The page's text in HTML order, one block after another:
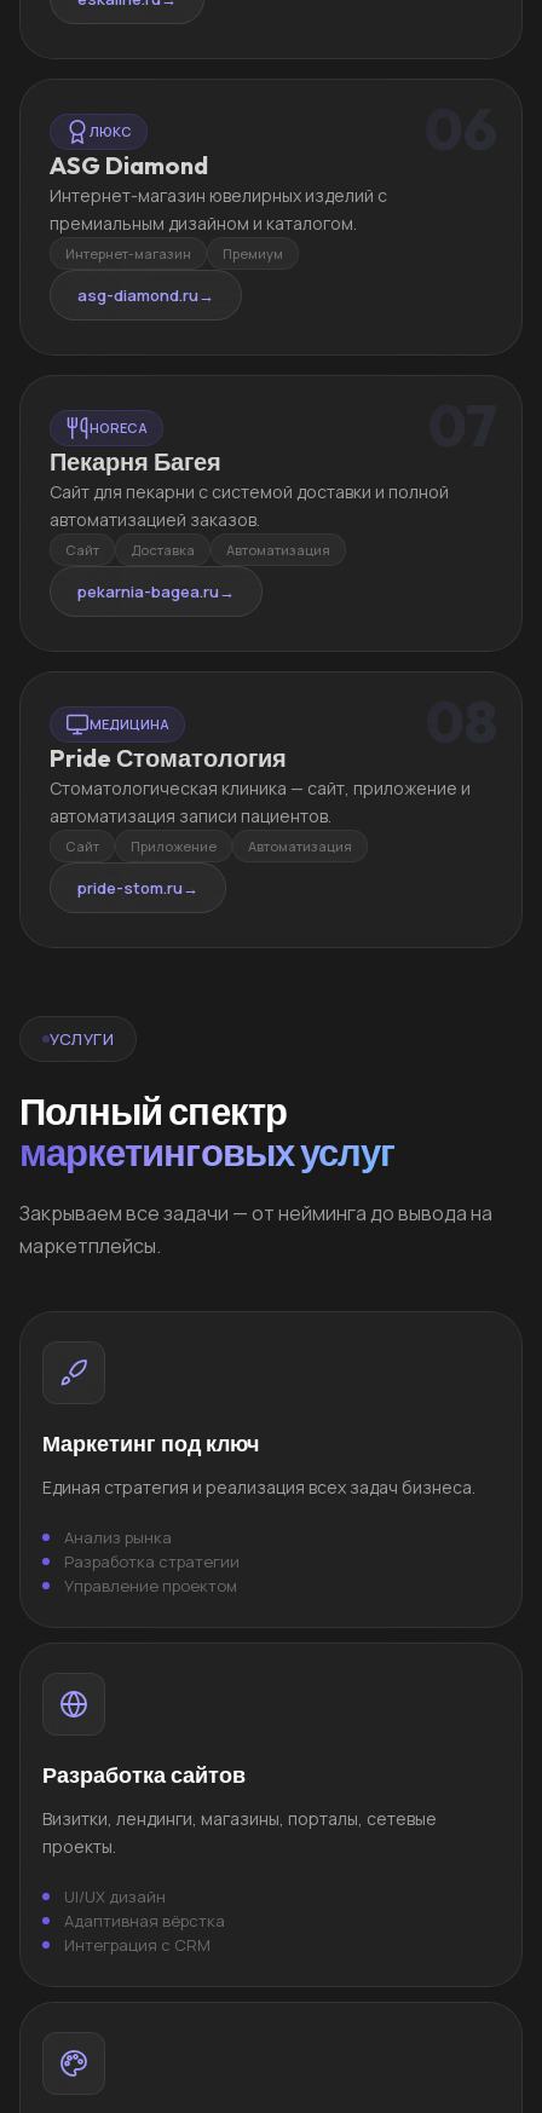
ЛЮКС
ASG Diamond
Интернет-магазин ювелирных изделий с
премиальным дизайном и каталогом.
Интернет-магазин Премиум
asg-diamond.ru→
HORECA
Пекарня Багея
Сайт для пекарни с системой доставки и полной
автоматизацией заказов.
Сайт Доставка Автоматизация
pekarnia-bagea.ru→
МЕДИЦИНА
Pride Стоматология
Стоматологическая клиника — сайт, приложение и
автоматизация записи пациентов.
Сайт Приложение Автоматизация
pride-stom.ru→
УСЛУГИ
Полный спектр
маркетинговых услуг
Закрываем все задачи — от нейминга до вывода на
маркетплейсы.
Маркетинг под ключ
Единая стратегия и реализация всех задач бизнеса.
Анализ рынка
Разработка стратегии
Управление проектом
Разработка сайтов
Визитки, лендинги, магазины, порталы, сетевые
проекты.
UI/UX дизайн
Адаптивная вёрстка
Интеграция с CRM